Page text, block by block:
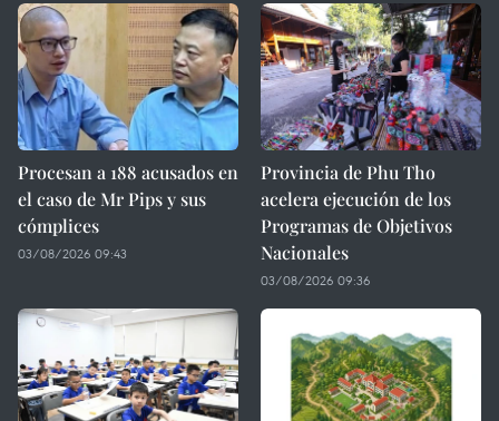
Procesan a 188 acusados en
el caso de Mr Pips y sus
cómplices
03/08/2026 09:43
Provincia de Phu Tho
acelera ejecución de los
Programas de Objetivos
Nacionales
03/08/2026 09:36